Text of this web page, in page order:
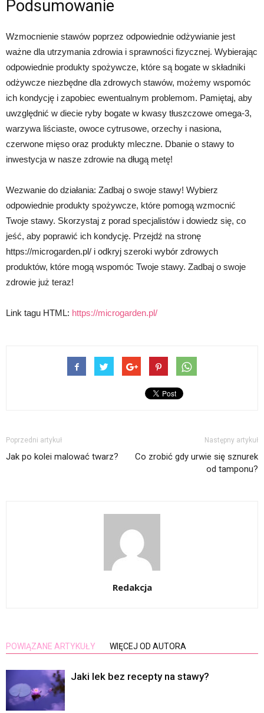
Podsumowanie
Wzmocnienie stawów poprzez odpowiednie odżywianie jest
ważne dla utrzymania zdrowia i sprawności fizycznej. Wybierając
odpowiednie produkty spożywcze, które są bogate w składniki
odżywcze niezbędne dla zdrowych stawów, możemy wspomóc
ich kondycję i zapobiec ewentualnym problemom. Pamiętaj, aby
uwzględnić w diecie ryby bogate w kwasy tłuszczowe omega-3,
warzywa liściaste, owoce cytrusowe, orzechy i nasiona,
czerwone mięso oraz produkty mleczne. Dbanie o stawy to
inwestycja w nasze zdrowie na długą metę!
Wezwanie do działania: Zadbaj o swoje stawy! Wybierz
odpowiednie produkty spożywcze, które pomogą wzmocnić
Twoje stawy. Skorzystaj z porad specjalistów i dowiedz się, co
jeść, aby poprawić ich kondycję. Przejdź na stronę
https://microgarden.pl/ i odkryj szeroki wybór zdrowych
produktów, które mogą wspomóc Twoje stawy. Zadbaj o swoje
zdrowie już teraz!
Link tagu HTML: https://microgarden.pl/
Poprzedni artykuł
Jak po kolei malować twarz?
Następny artykuł
Co zrobić gdy urwie się sznurek
od tamponu?
Redakcja
POWIĄZANE ARTYKUŁY WIĘCEJ OD AUTORA
Jaki lek bez recepty na stawy?